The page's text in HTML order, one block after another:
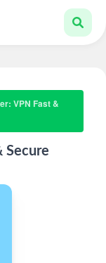
VPN Fast &
Secure